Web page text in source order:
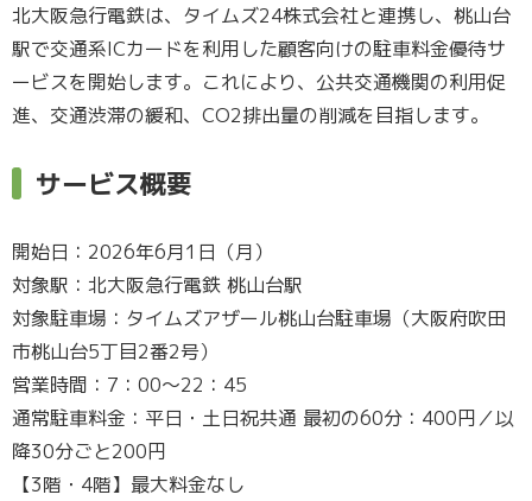
北大阪急行電鉄は、タイムズ24株式会社と連携し、桃山台
駅で交通系ICカードを利用した顧客向けの駐車料金優待サ
ービスを開始します。これにより、公共交通機関の利用促
進、交通渋滞の緩和、CO2排出量の削減を目指します。
サービス概要
開始日：2026年6月1日（月）
対象駅：北大阪急行電鉄 桃山台駅
対象駐車場：タイムズアザール桃山台駐車場（大阪府吹田
市桃山台5丁目2番2号）
営業時間：7：00～22：45
通常駐車料金：平日・土日祝共通 最初の60分：400円／以
降30分ごと200円
【3階・4階】最大料金なし